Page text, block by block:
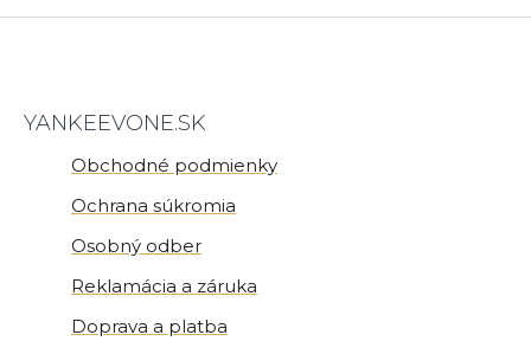
YANKEEVONE.SK
Obchodné podmienky
Ochrana súkromia
Osobný odber
Reklamácia a záruka
Doprava a platba